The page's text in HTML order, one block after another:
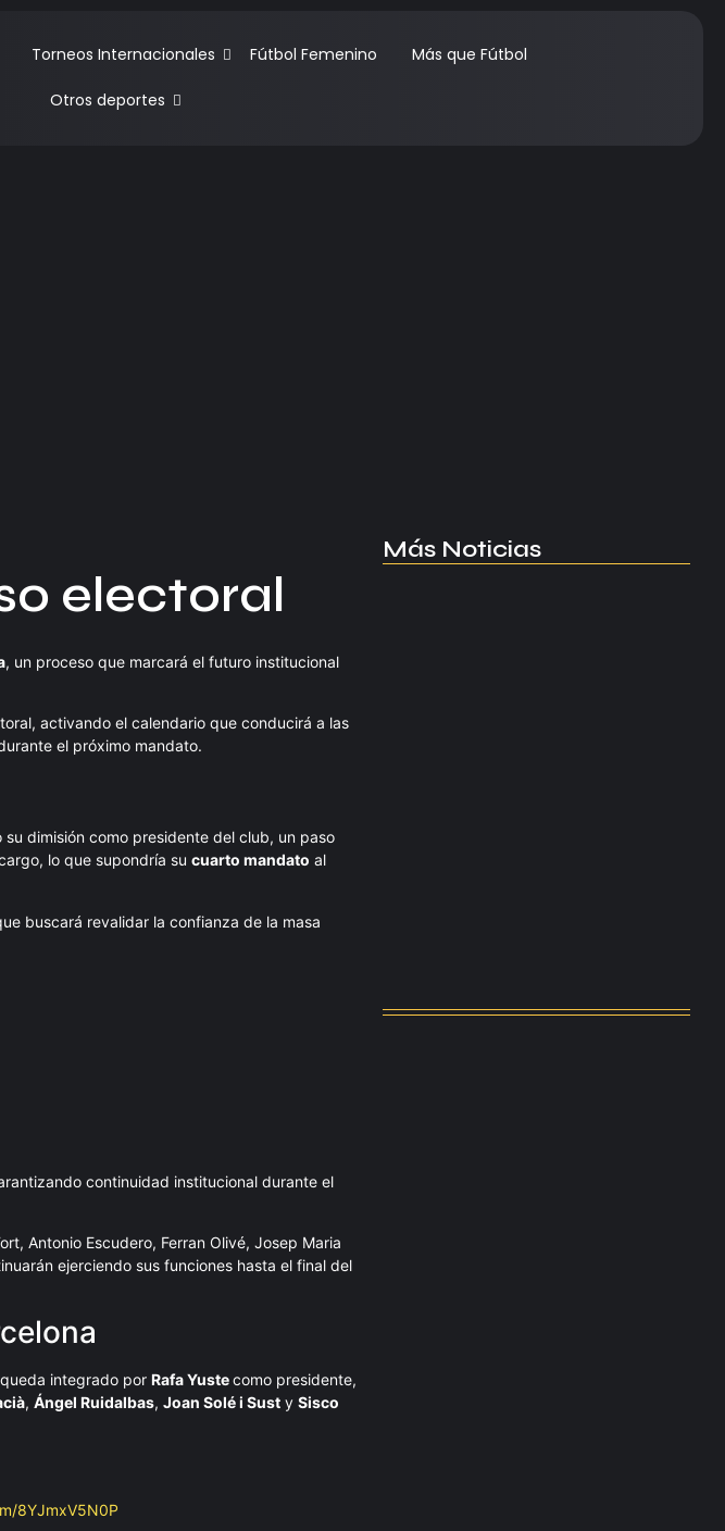
Torneos Internacionales Fútbol Femenino Más que Fútbol
Otros deportes
electoral
, un proceso que marcará el futuro institucional
activando el calendario que conducirá a las
el próximo mandato.
dimisión como presidente del club, un paso
lo que supondría su cuarto mandato al
buscará revalidar la confianza de la masa
continuidad institucional durante el
Antonio Escudero, Ferran Olivé, Josep Maria
ejerciendo sus funciones hasta el final del
integrado por Rafa Yustecomo presidente,
, Ángel Ruidalbas, Joan Solé i Sust y Sisco
8YJmxV5N0P
Más Noticias